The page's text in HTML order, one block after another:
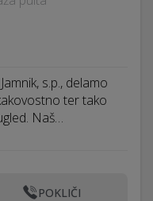
s.p., delamo
ter tako
Naš…
POKLIČI